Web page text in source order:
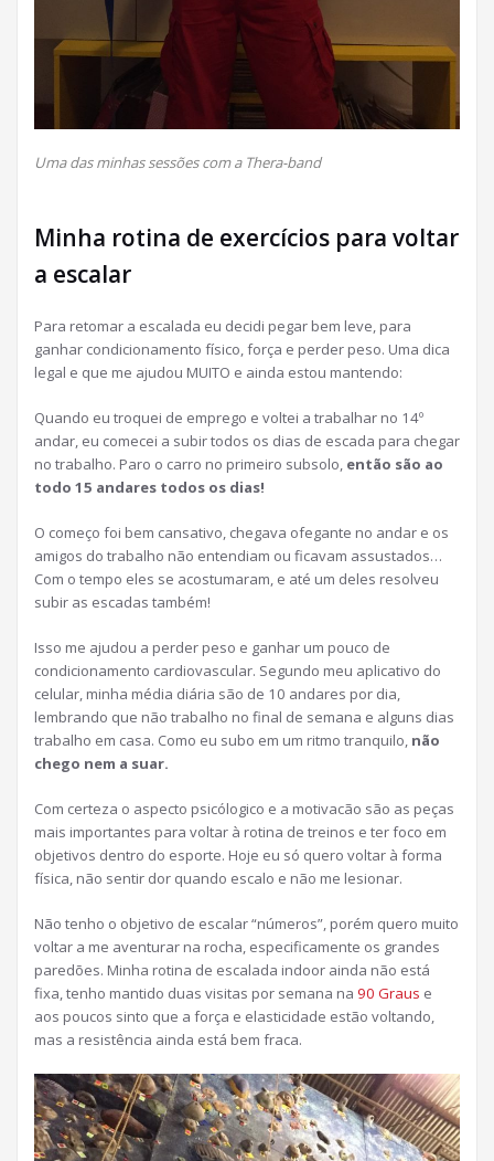
Uma das minhas sessões com a Thera-band
Minha rotina de exercícios para voltar
a escalar
Para retomar a escalada eu decidi pegar bem leve, para
ganhar condicionamento físico, força e perder peso. Uma dica
legal e que me ajudou MUITO e ainda estou mantendo:
Quando eu troquei de emprego e voltei a trabalhar no 14º
andar, eu comecei a subir todos os dias de escada para chegar
no trabalho. Paro o carro no primeiro subsolo, então são ao
todo 15 andares todos os dias!
O começo foi bem cansativo, chegava ofegante no andar e os
amigos do trabalho não entendiam ou ficavam assustados…
Com o tempo eles se acostumaram, e até um deles resolveu
subir as escadas também!
Isso me ajudou a perder peso e ganhar um pouco de
condicionamento cardiovascular. Segundo meu aplicativo do
celular, minha média diária são de 10 andares por dia,
lembrando que não trabalho no final de semana e alguns dias
trabalho em casa. Como eu subo em um ritmo tranquilo, não
chego nem a suar.
Com certeza o aspecto psicólogico e a motivacão são as peças
mais importantes para voltar à rotina de treinos e ter foco em
objetivos dentro do esporte. Hoje eu só quero voltar à forma
física, não sentir dor quando escalo e não me lesionar.
Não tenho o objetivo de escalar “números”, porém quero muito
voltar a me aventurar na rocha, especificamente os grandes
paredões. Minha rotina de escalada indoor ainda não está
fixa, tenho mantido duas visitas por semana na 90 Graus e
aos poucos sinto que a força e elasticidade estão voltando,
mas a resistência ainda está bem fraca.